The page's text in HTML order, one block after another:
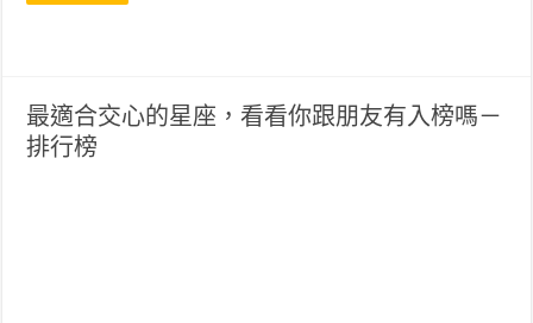
最適合交心的星座，看看你跟朋友有入榜嗎－
排行榜